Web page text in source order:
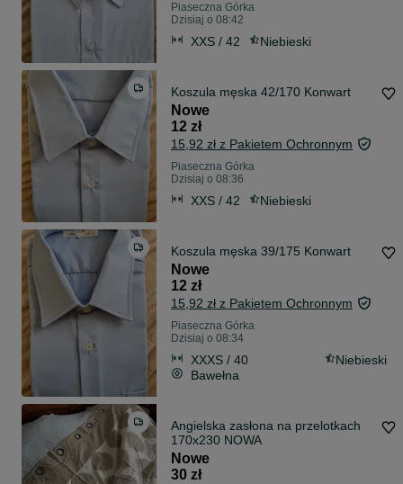
Piaseczna Górka
Dzisiaj o 08:42
XXS / 42 Niebieski
Koszula męska 42/170 Konwart
Nowe
12 zł
15,92 zł z Pakietem Ochronnym
Piaseczna Górka
Dzisiaj o 08:36
XXS / 42 Niebieski
Koszula męska 39/175 Konwart
Nowe
12 zł
15,92 zł z Pakietem Ochronnym
Piaseczna Górka
Dzisiaj o 08:34
XXXS / 40
Niebieski
Bawełna
Angielska zasłona na przelotkach
170x230 NOWA
Nowe
30 zł